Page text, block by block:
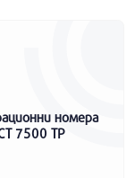
номера
7500 ТР